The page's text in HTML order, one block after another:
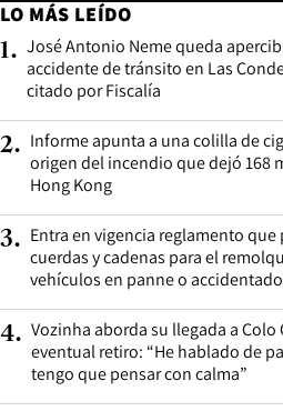
LO MÁS LEÍDO
1. José Antonio Neme queda
accidente de tránsito en Las
citado por Fiscalía
2. Informe apunta a una colilla de
origen del incendio que dejó 168
Hong Kong
3. Entra en vigencia reglamento
cuerdas y cadenas para el
vehículos en panne o
4. Vozinha aborda su llegada a Colo
eventual retiro: “He hablado de
tengo que pensar con calma”